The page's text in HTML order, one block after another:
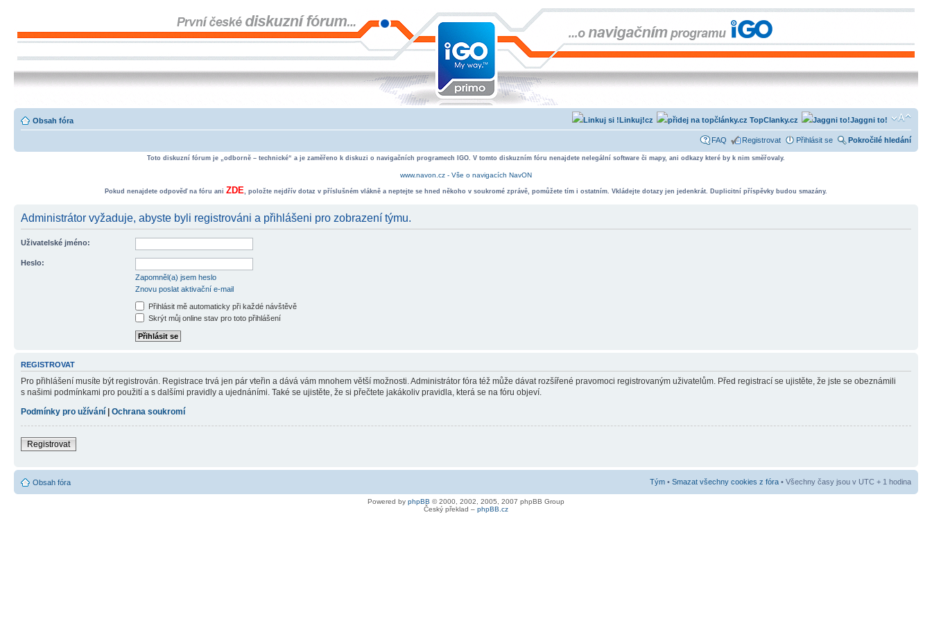
Obsah fóra Jaggni to!
TopClanky.cz
Linkuj!cz
FAQ Registrovat Přihlásit se Pokročilé hledání
Toto diskuzní fórum je „odborně – technické“ a je zaměřeno k diskuzi o navigačních programech IGO. V tomto diskuzním fóru nenajdete nelegální software či mapy, ani odkazy které by k nim směřovaly.
www.navon.cz - Vše o navigacích NavON
Pokud nenajdete odpověď na fóru ani ZDE, položte nejdřív dotaz v příslušném vlákně a neptejte se hned někoho v soukromé zprávě, pomůžete tím i ostatním. Vkládejte dotazy jen jedenkrát. Duplicitní příspěvky budou smazány.
Administrátor vyžaduje, abyste byli registrováni a přihlášeni pro zobrazení týmu.
Uživatelské jméno:
Heslo:
Zapomněl(a) jsem heslo
Znovu poslat aktivační e-mail
Přihlásit mě automaticky při každé návštěvě
Skrýt můj online stav pro toto přihlášení
REGISTROVAT
Pro přihlášení musíte být registrován. Registrace trvá jen pár vteřin a dává vám mnohem větší možnosti. Administrátor fóra též může dávat rozšířené pravomoci registrovaným uživatelům. Před registrací se ujistěte, že jste se obeznámili
s našimi podmínkami pro použití a s dalšími pravidly a ujednáními. Také se ujistěte, že si přečtete jakákoliv pravidla, která se na fóru objeví.
Podmínky pro užívání | Ochrana soukromí
Registrovat
Obsah fóra Tým • Smazat všechny cookies z fóra • Všechny časy jsou v UTC + 1 hodina
Powered by phpBB © 2000, 2002, 2005, 2007 phpBB Group
Český překlad – phpBB.cz